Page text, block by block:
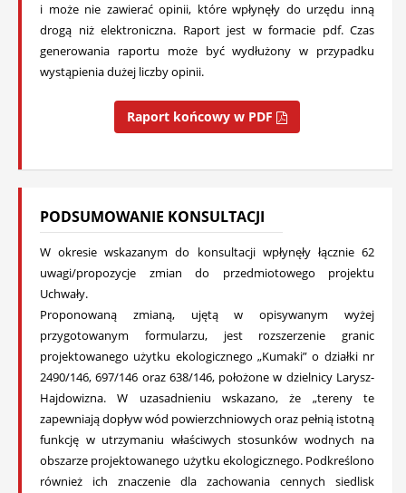
i może nie zawierać opinii, które wpłynęły do urzędu inną
drogą niż elektroniczna. Raport jest w formacie pdf. Czas
generowania raportu może być wydłużony w przypadku
wystąpienia dużej liczby opinii.
Raport końcowy w PDF
PODSUMOWANIE KONSULTACJI
W okresie wskazanym do konsultacji wpłynęły łącznie 62
uwagi/propozycje zmian do przedmiotowego projektu
Uchwały.
Proponowaną zmianą, ujętą w opisywanym wyżej
przygotowanym formularzu, jest rozszerzenie granic
projektowanego użytku ekologicznego „Kumaki” o działki nr
2490/146, 697/146 oraz 638/146, położone w dzielnicy Larysz-
Hajdowizna. W uzasadnieniu wskazano, że „tereny te
zapewniają dopływ wód powierzchniowych oraz pełnią istotną
funkcję w utrzymaniu właściwych stosunków wodnych na
obszarze projektowanego użytku ekologicznego. Podkreślono
również ich znaczenie dla zachowania cennych siedlisk